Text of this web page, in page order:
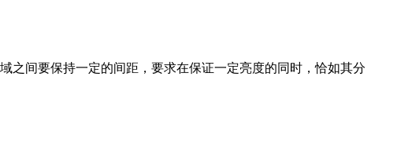
之间要保持一定的间距，要求在保证一定亮度的同时，恰如其分